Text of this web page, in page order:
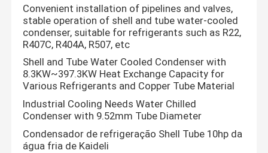
evaporador do coolroom
refrigerador de ar da sala fria
Condensador da sala fria
Convenient installation of pipelines and valves,
stable operation of shell and tube water-cooled
condenser, suitable for refrigerants such as R22,
R407C, R404A, R507, etc
Shell and Tube Water Cooled Condenser with
8.3KW~397.3KW Heat Exchange Capacity for
Various Refrigerants and Copper Tube Material
Industrial Cooling Needs Water Chilled
Condenser with 9.52mm Tube Diameter
Condensador de refrigeração Shell Tube 10hp da
água fria de Kaideli